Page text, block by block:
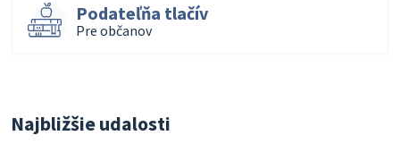
Podateľňa tlačív
Pre občanov
Najbližšie udalosti